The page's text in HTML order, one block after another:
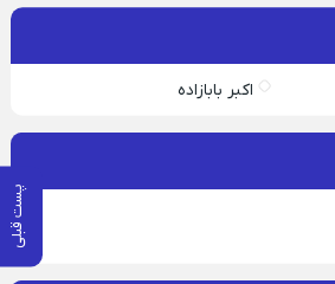
پست قبلی
اکبر بابازاده